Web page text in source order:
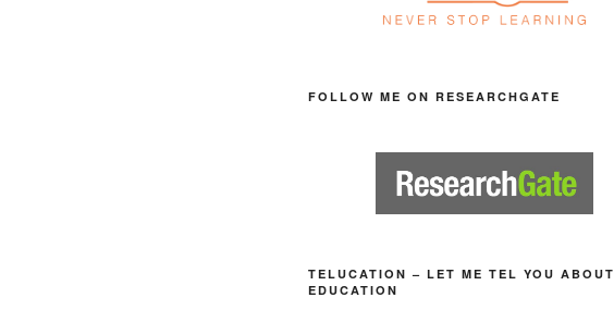
FOLLOW ME ON RESEARCHGATE
TELUCATION – LET ME TEL YOU ABOUT
EDUCATION